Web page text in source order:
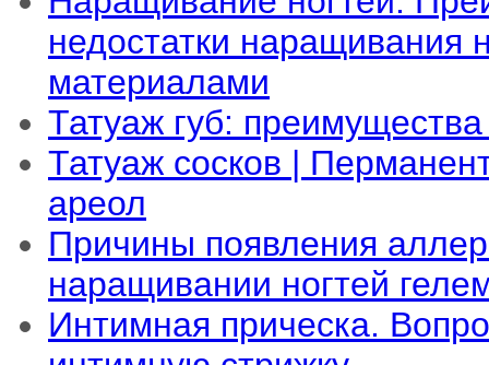
недостатки наращивания
материалами
Татуаж губ: преимущества
Татуаж сосков |
ареол
Причины появления
наращивании ногтей
Интимная прическа.